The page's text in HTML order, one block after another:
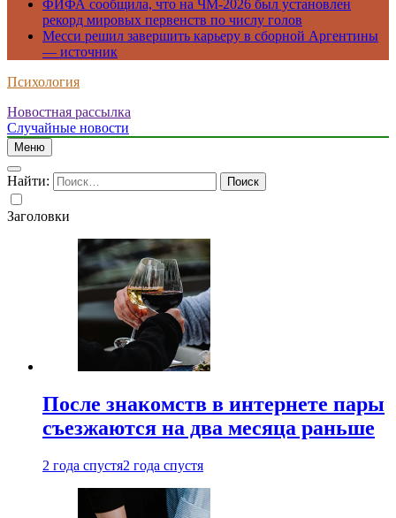
ФИФА сообщила, что на ЧМ-2026 был установлен
рекорд мировых первенств по числу голов
Месси решил завершить карьеру в сборной Аргентины
— источник
Психология
Новостная рассылка
Случайные новости
Меню
Найти:
Заголовки
После знакомств в интернете пары
съезжаются на два месяца раньше
2 года спустя2 года спустя